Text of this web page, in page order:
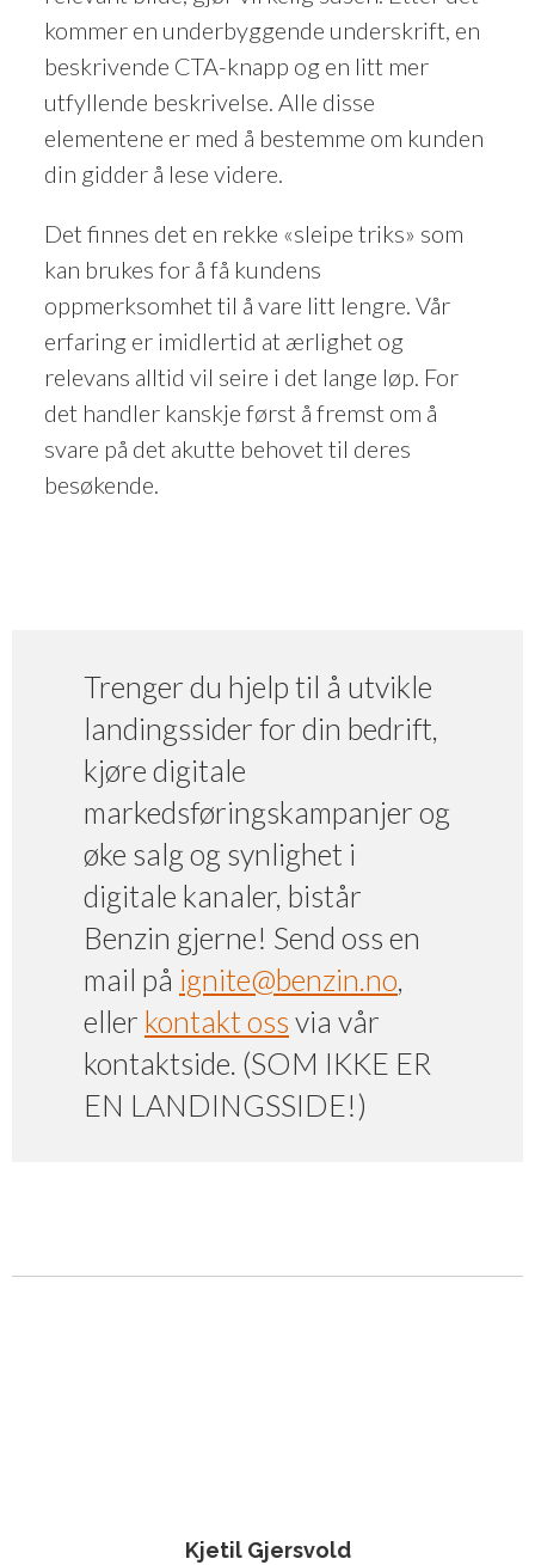
kommer en underbyggende underskrift, en
beskrivende CTA-knapp og en litt mer
utfyllende beskrivelse. Alle disse
elementene er med å bestemme om kunden
din gidder å lese videre.
Det finnes det en rekke «sleipe triks» som
kan brukes for å få kundens
oppmerksomhet til å vare litt lengre. Vår
erfaring er imidlertid at ærlighet og
relevans alltid vil seire i det lange løp. For
det handler kanskje først å fremst om å
svare på det akutte behovet til deres
besøkende.
Trenger du hjelp til å utvikle
landingssider for din bedrift,
kjøre digitale
markedsføringskampanjer og
øke salg og synlighet i
digitale kanaler, bistår
Benzin gjerne! Send oss en
mail på ignite@benzin.no,
eller kontakt oss via vår
kontaktside. (SOM IKKE ER
EN LANDINGSSIDE!)
Kjetil Gjersvold